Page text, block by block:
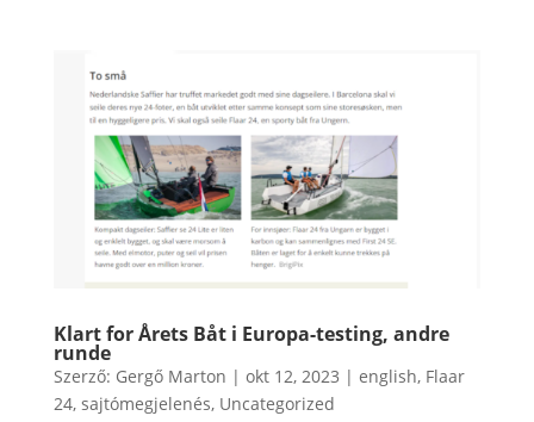
Klart for Årets Båt i Europa-testing, andre
runde
Szerző: Gergő Marton | okt 12, 2023 | english, Flaar
24, sajtómegjelenés, Uncategorized